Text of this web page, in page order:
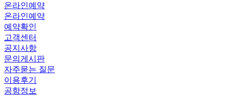
온라인예약
온라인예약
예약확인
고객센터
공지사항
문의게시판
자주묻는 질문
이용후기
공항정보